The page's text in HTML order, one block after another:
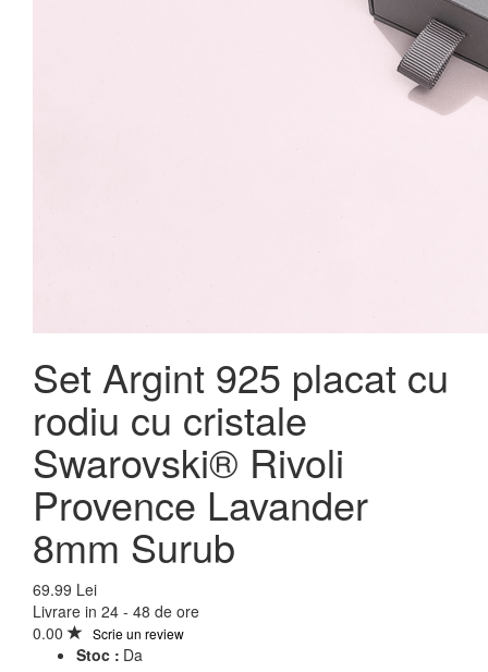
Set Argint 925 placat cu
rodiu cu cristale
Swarovski® Rivoli
Provence Lavander
8mm Surub
69.99 Lei
Livrare in 24 - 48 de ore
0.00
Scrie un review
Stoc : Da